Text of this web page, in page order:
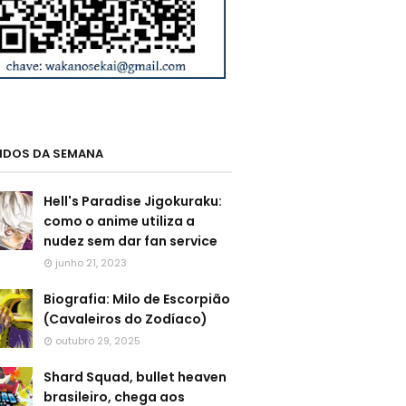
DA SEMANA
Hell's Paradise Jigokuraku:
como o anime utiliza a
nudez sem dar fan service
junho 21, 2023
Biografia: Milo de Escorpião
(Cavaleiros do Zodíaco)
outubro 29, 2025
Shard Squad, bullet heaven
brasileiro, chega aos